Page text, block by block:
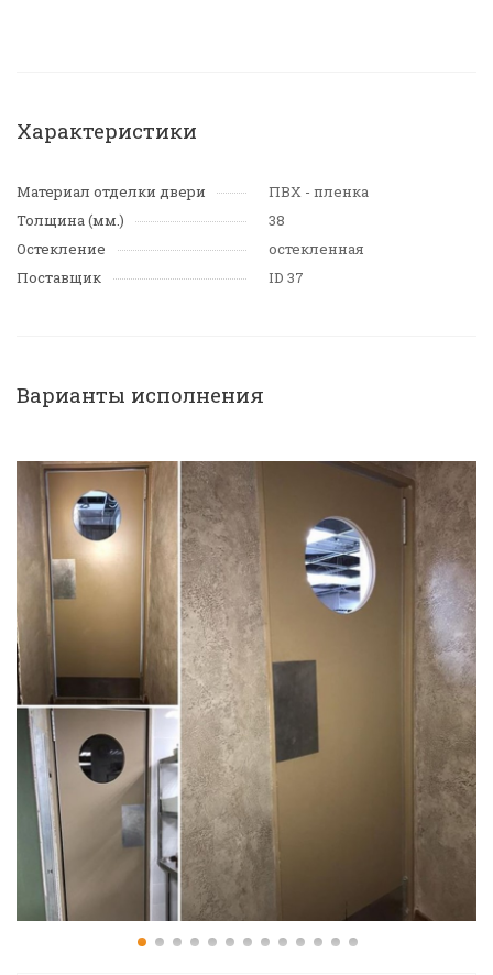
Характеристики
Материал отделки двери
ПВХ - пленка
Толщина (мм.)
38
Остекление
остекленная
Поставщик
ID 37
Варианты исполнения